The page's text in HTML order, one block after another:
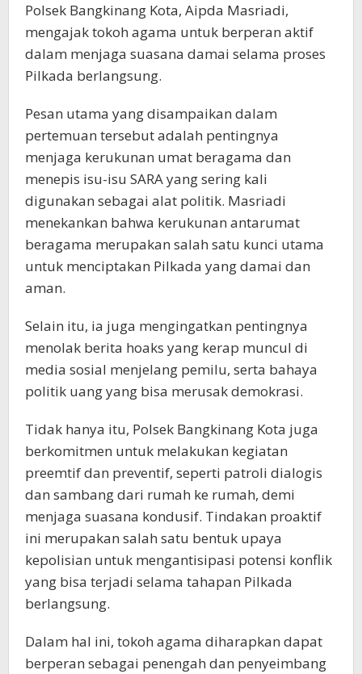
Polsek Bangkinang Kota, Aipda Masriadi,
mengajak tokoh agama untuk berperan aktif
dalam menjaga suasana damai selama proses
Pilkada berlangsung.
Pesan utama yang disampaikan dalam
pertemuan tersebut adalah pentingnya
menjaga kerukunan umat beragama dan
menepis isu-isu SARA yang sering kali
digunakan sebagai alat politik. Masriadi
menekankan bahwa kerukunan antarumat
beragama merupakan salah satu kunci utama
untuk menciptakan Pilkada yang damai dan
aman.
Selain itu, ia juga mengingatkan pentingnya
menolak berita hoaks yang kerap muncul di
media sosial menjelang pemilu, serta bahaya
politik uang yang bisa merusak demokrasi.
Tidak hanya itu, Polsek Bangkinang Kota juga
berkomitmen untuk melakukan kegiatan
preemtif dan preventif, seperti patroli dialogis
dan sambang dari rumah ke rumah, demi
menjaga suasana kondusif. Tindakan proaktif
ini merupakan salah satu bentuk upaya
kepolisian untuk mengantisipasi potensi konflik
yang bisa terjadi selama tahapan Pilkada
berlangsung.
Dalam hal ini, tokoh agama diharapkan dapat
berperan sebagai penengah dan penyeimbang